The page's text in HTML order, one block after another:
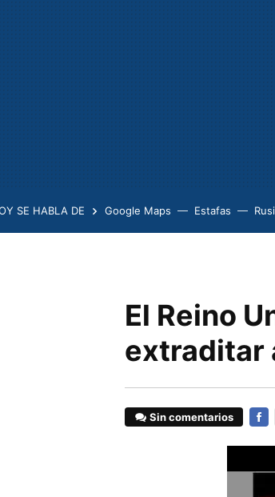
SE HABLA DE Google Maps Estafas
El Reino
extraditar
Sin comentarios